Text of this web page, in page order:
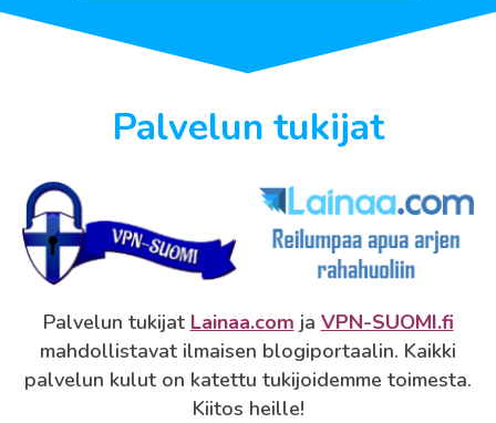
Palvelun tukijat
Palvelun tukijat Lainaa.com ja VPN-SUOMI.fi
mahdollistavat ilmaisen blogiportaalin. Kaikki
palvelun kulut on katettu tukijoidemme toimesta.
Kiitos heille!